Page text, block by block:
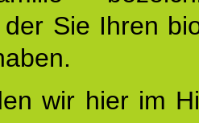
Sie Ihren
wir hier im